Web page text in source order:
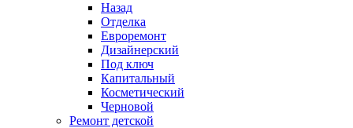
Назад
Отделка
Евроремонт
Дизайнерский
Под ключ
Капитальный
Косметический
Черновой
Ремонт детской